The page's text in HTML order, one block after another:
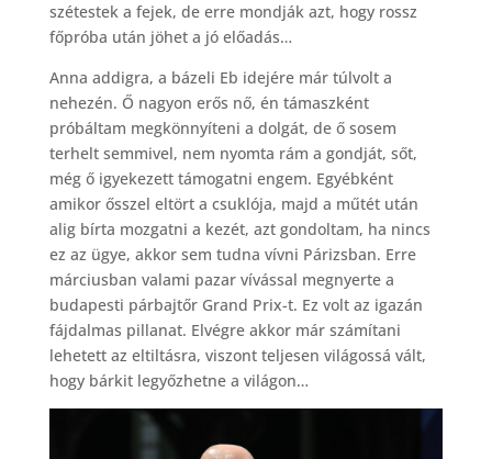
szétestek a fejek, de erre mondják azt, hogy rossz
főpróba után jöhet a jó előadás…
Anna addigra, a bázeli Eb idejére már túlvolt a
nehezén. Ő nagyon erős nő, én támaszként
próbáltam megkönnyíteni a dolgát, de ő sosem
terhelt semmivel, nem nyomta rám a gondját, sőt,
még ő igyekezett támogatni engem. Egyébként
amikor ősszel eltört a csuklója, majd a műtét után
alig bírta mozgatni a kezét, azt gondoltam, ha nincs
ez az ügye, akkor sem tudna vívni Párizsban. Erre
márciusban valami pazar vívással megnyerte a
budapesti párbajtőr Grand Prix-t. Ez volt az igazán
fájdalmas pillanat. Elvégre akkor már számítani
lehetett az eltiltásra, viszont teljesen világossá vált,
hogy bárkit legyőzhetne a világon…